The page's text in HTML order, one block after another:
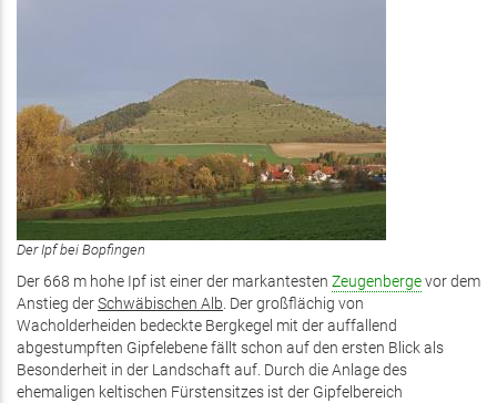
Der Ipf bei Bopfingen
Der 668 m hohe Ipf ist einer der markantesten Zeugenbergevor dem
Anstieg derSchwäbischen Alb. Der großflächig von
Wacholderheiden bedeckte Bergkegel mit der auffallend
abgestumpften Gipfelebene fällt schon auf den ersten Blick als
Besonderheit in der Landschaft auf. Durch die Anlage des
ehemaligen keltischen Fürstensitzes ist der Gipfelbereich